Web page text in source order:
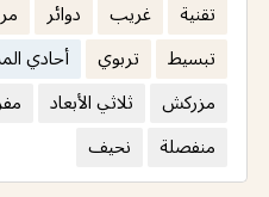
تقنية
غريب دوائر
تبسيط
تربوي أحادي
مزركش
ثلاثي الأبعاد
منفصلة
نحيف